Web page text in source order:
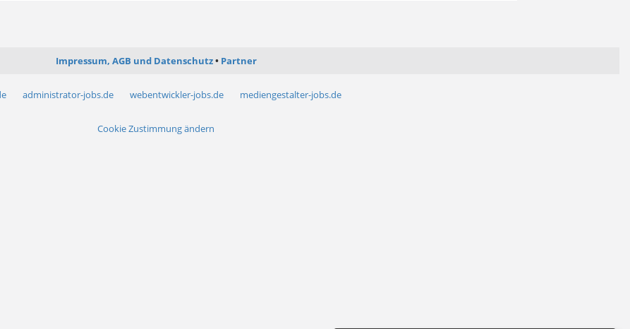
Impressum, AGB und Datenschutz Partner
administrator-jobs.de webentwickler-jobs.de mediengestalter-jobs.de
Cookie Zustimmung ändern